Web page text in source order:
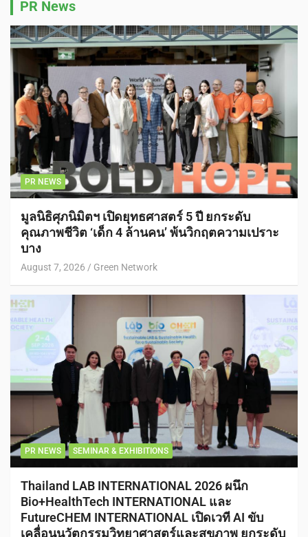
PR News
PR NEWS
มูลนิธิศุภนิมิตฯ เปิดยุทธศาสตร์ 5 ปี ยกระดับ
คุณภาพชีวิต ‘เด็ก 4 ล้านคน’ พ้นวิกฤตความเปราะ
บาง
August 7, 2026 Green Network
PR NEWS SEMINAR & EXHIBITIONS
Thailand LAB INTERNATIONAL 2026 ผนึก
Bio+HealthTech INTERNATIONAL และ
FutureCHEM INTERNATIONAL เปิดเวที AI ขับ
เคลื่อนนวัตกรรมวิทยาศาสตร์และสุขภาพ ยกระดับ